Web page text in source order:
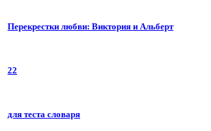
Перекрестки любви: Виктория и Альберт
22
для теста словаря